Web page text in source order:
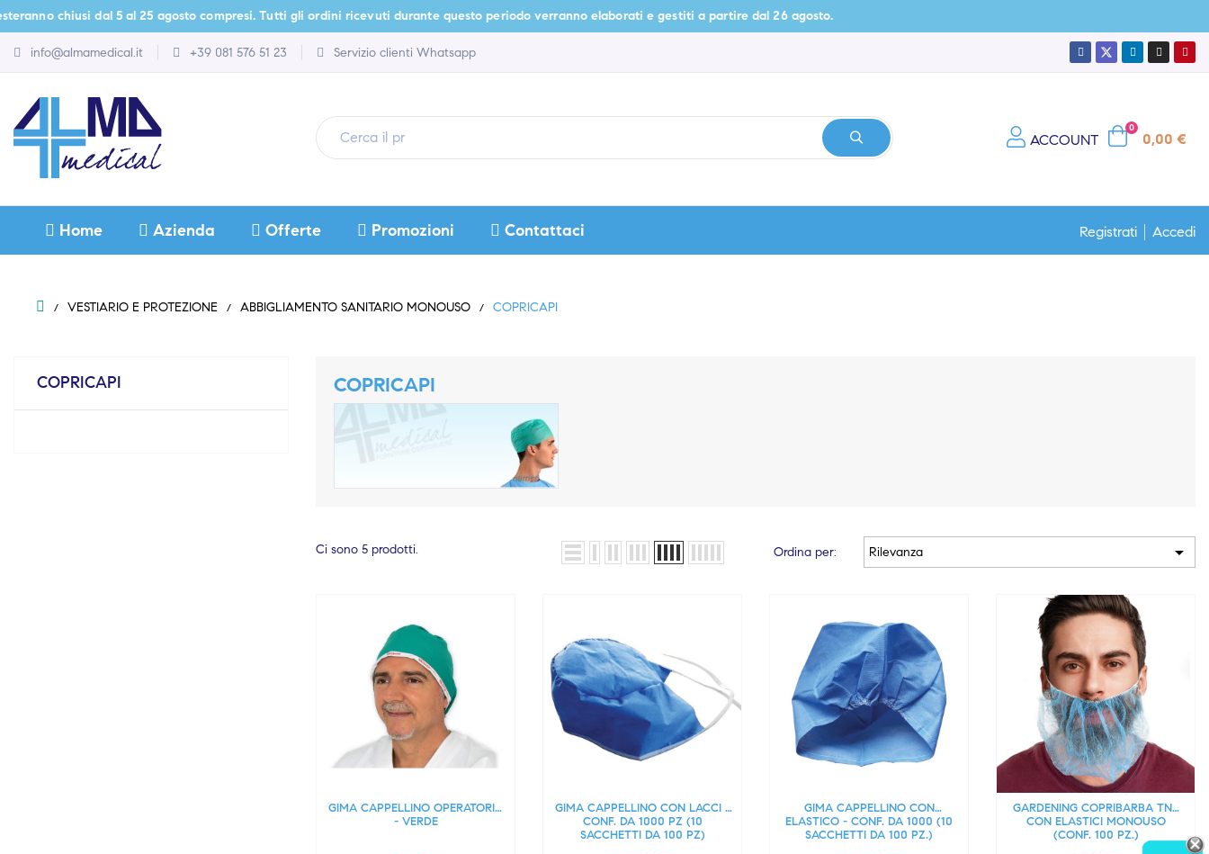
chiusi dal 5 al 25 agosto compresi. Tutti gli ordini ricevuti durante questo periodo verranno elaborati e gestiti a partire dal 26 agosto.
info@almamedical.it +39 081 576 51 23 Servizio clienti Whatsapp
ACCOUNT
0
0,00 €
Home Azienda Offerte Promozioni Contattaci Registrati Accedi
VESTIARIO E PROTEZIONE ABBIGLIAMENTO SANITARIO MONOUSO COPRICAPI
COPRICAPI COPRICAPI
Ci sono 5 prodotti. Ordina per: Rilevanza 
GIMA CAPPELLINO OPERATORIO
- VERDE
GIMA CAPPELLINO CON LACCI -
CONF. DA 1000 PZ (10
SACCHETTI DA 100 PZ)
GIMA CAPPELLINO CON
ELASTICO - CONF. DA 1000 (10
SACCHETTI DA 100 PZ.)
GARDENING COPRIBARBA TNT
CON ELASTICI MONOUSO
(CONF. 100 PZ.)